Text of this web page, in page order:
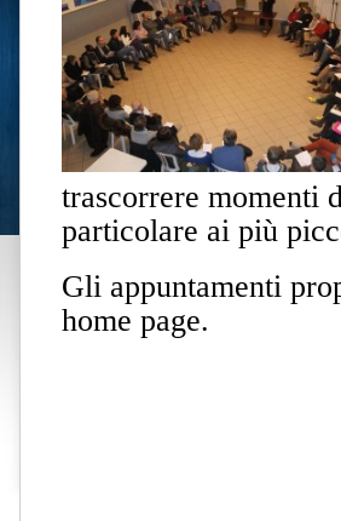
trascorrere momenti
particolare ai più
Gli appuntamenti
home page.